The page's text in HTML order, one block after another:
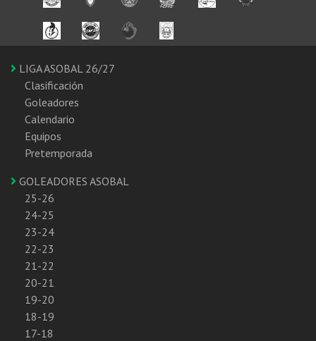
LIGA ASOBAL 26/27
Clasificación
Goleadores
Calendario
Equipos
Pretemporada
GOLEADORES ASOBAL
25-26
24-25
23-24
22-23
21-22
20-21
19-20
18-19
17-18